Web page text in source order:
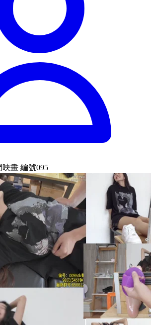
映畫 編號095